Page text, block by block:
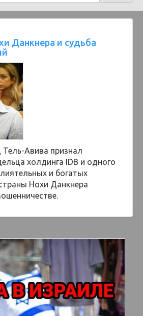
Данкнера и судьба
Авива признал
холдинга IDB и одного
и богатых
Нохи Данкнера